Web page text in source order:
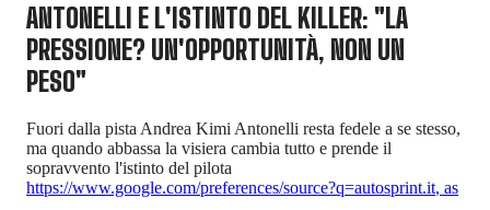
ANTONELLI E L'ISTINTO DEL KILLER: "LA
PRESSIONE? UN'OPPORTUNITÀ, NON UN
PESO"
Fuori dalla pista Andrea Kimi Antonelli resta fedele a se stesso,
ma quando abbassa la visiera cambia tutto e prende il
sopravvento l'istinto del pilota
https://www.google.com/preferences/source?q=autosprint.it, as